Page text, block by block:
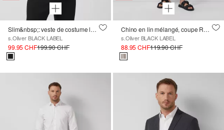
Slim&nbsp;: veste de costume lavable
s.Oliver BLACK LABEL
99.95 CHF199.90 CHF
Chino en lin mélangé, coupe Relaxed Fit
s.Oliver BLACK LABEL
88.95 CHF119.90 CHF